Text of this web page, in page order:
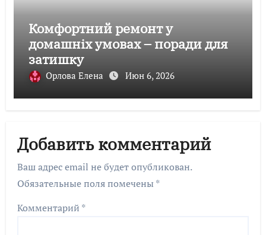
Комфортний ремонт у
домашніх умовах – поради для
затишку
Орлова Елена Июн 6, 2026
Добавить комментарий
Ваш адрес email не будет опубликован.
Обязательные поля помечены *
Комментарий *